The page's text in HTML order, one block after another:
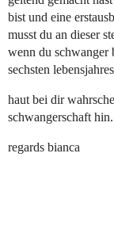
bist und eine
musst du an dieser
wenn du schwanger
sechsten
haut bei dir
schwangerschaft hin.
regards bianca